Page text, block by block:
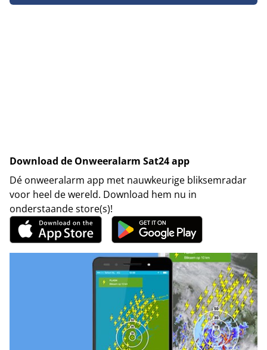
Download de Onweeralarm Sat24 app
Dé onweeralarm app met nauwkeurige bliksemradar
voor heel de wereld. Download hem nu in
onderstaande store(s)!